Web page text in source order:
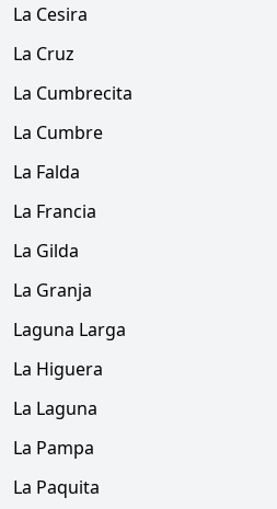
La Cesira
La Cruz
La Cumbrecita
La Cumbre
La Falda
La Francia
La Gilda
La Granja
Laguna Larga
La Higuera
La Laguna
La Pampa
La Paquita